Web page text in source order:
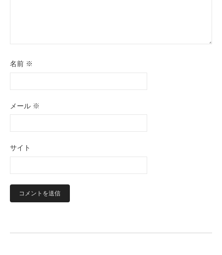
名前 ※
メール ※
サイト